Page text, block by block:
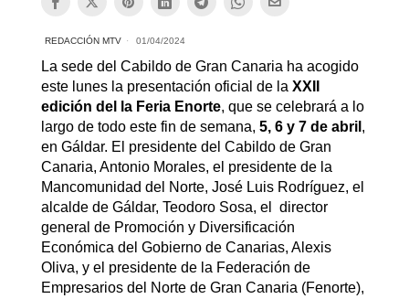
REDACCIÓN MTV 01/04/2024
La sede del Cabildo de Gran Canaria ha acogido
este lunes la presentación oficial de la XXII
edición del la Feria Enorte, que se celebrará a lo
largo de todo este fin de semana, 5, 6 y 7 de abril ,
en Gáldar. El presidente del Cabildo de Gran
Canaria, Antonio Morales, el presidente de la
Mancomunidad del Norte, José Luis Rodríguez, el
alcalde de Gáldar, Teodoro Sosa, el director
general de Promoción y Diversificación
Económica del Gobierno de Canarias, Alexis
Oliva, y el presidente de la Federación de
Empresarios del Norte de Gran Canaria (Fenorte),